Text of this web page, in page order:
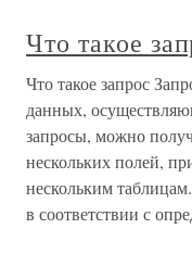
Что такое
Что такое запрос
данных,
запросы, можно
нескольких полей,
нескольким
в соответствии с